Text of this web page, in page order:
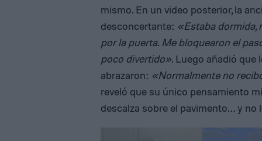
mismo. En un video posterior, la
desconcertante: «Estaba dormida,
por la puerta. Me bloquearon el
poco divertido». Luego añadió que
abrazaron: «Normalmente no
reveló que su único pensamiento
descalza sobre el pavimento… y no